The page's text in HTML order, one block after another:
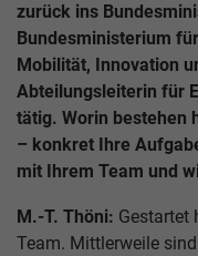
zurück ins
Bundesministerium
Mobilität, Innovation
Abteilungsleiterin für
tätig. Worin bestehen
– konkret Ihre
mit Ihrem Team und
M.-T. Thöni: Gestartet
Team. Mittlerweile